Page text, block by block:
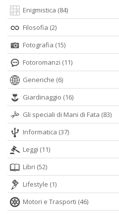
Enigmistica (84)
Filosofia (2)
Fotografia (15)
Fotoromanzi (11)
Generiche (6)
Giardinaggio (16)
Gli speciali di Mani di Fata (83)
Informatica (37)
Leggi (11)
Libri (52)
Lifestyle (1)
Motori e Trasporti (46)